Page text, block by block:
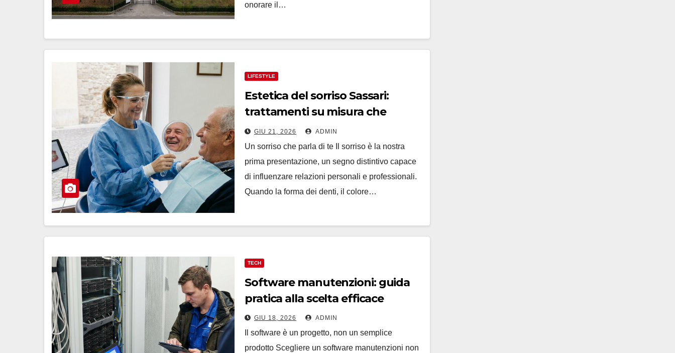
onorare il…
LIFESTYLE
Estetica del sorriso Sassari:
trattamenti su misura che
durano
GIU 21, 2026 ADMIN
Un sorriso che parla di te Il sorriso è la nostra
prima presentazione, un segno distintivo capace
di influenzare relazioni personali e professionali.
Quando la forma dei denti, il colore…
TECH
Software manutenzioni: guida
pratica alla scelta efficace
GIU 18, 2026 ADMIN
Il software è un progetto, non un semplice
prodotto Scegliere un software manutenzioni non